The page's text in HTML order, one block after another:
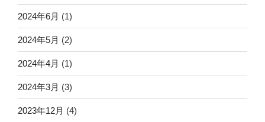
2024年6月 (1)
2024年5月 (2)
2024年4月 (1)
2024年3月 (3)
2023年12月 (4)